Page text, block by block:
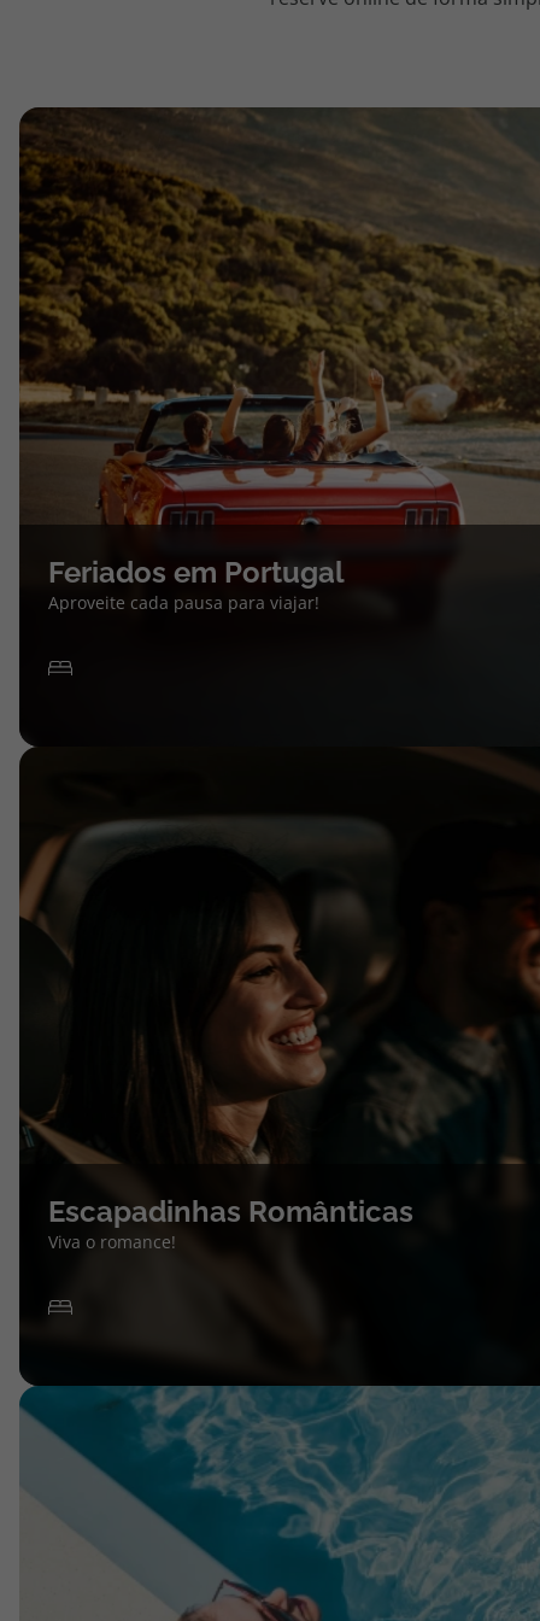
topatlantico@topatlantico.com
Feriados em Portugal
Aproveite cada pausa para viajar!
Escapadinhas Românticas
Viva o romance!